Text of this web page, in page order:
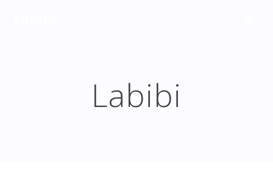
Labibi